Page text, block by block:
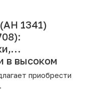
1341)
в высоком
приобрести